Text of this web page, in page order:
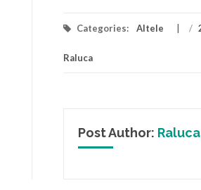
Categories: Altele /
Raluca
Post Author: Raluca